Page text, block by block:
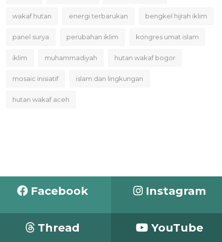
wakaf hutan energi terbarukan bengkel hijrah iklim
panel surya perubahan iklim kongres umat islam
iklim muhammadiyah hutan wakaf bogor
mosaic inisiatif islam dan lingkungan
hutan wakaf aceh
Facebook Instagram
Thread YouTube